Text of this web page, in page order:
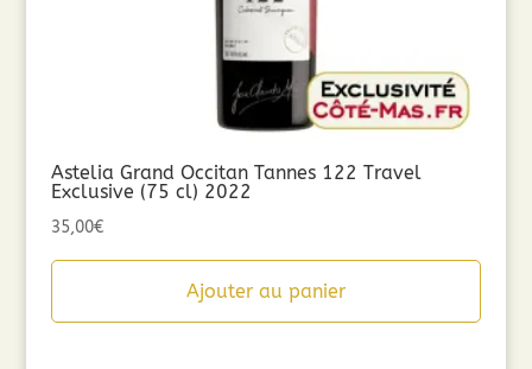
Astelia Grand Occitan Tannes 122 Travel
Exclusive (75 cl) 2022
35,00€
Ajouter au panier